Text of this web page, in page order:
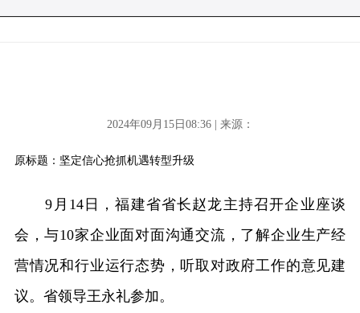
2024年09月15日08:36 | 来源：
原标题：坚定信心抢抓机遇转型升级
9月14日，福建省省长赵龙主持召开企业座谈
会，与10家企业面对面沟通交流，了解企业生产经
营情况和行业运行态势，听取对政府工作的意见建
议。省领导王永礼参加。